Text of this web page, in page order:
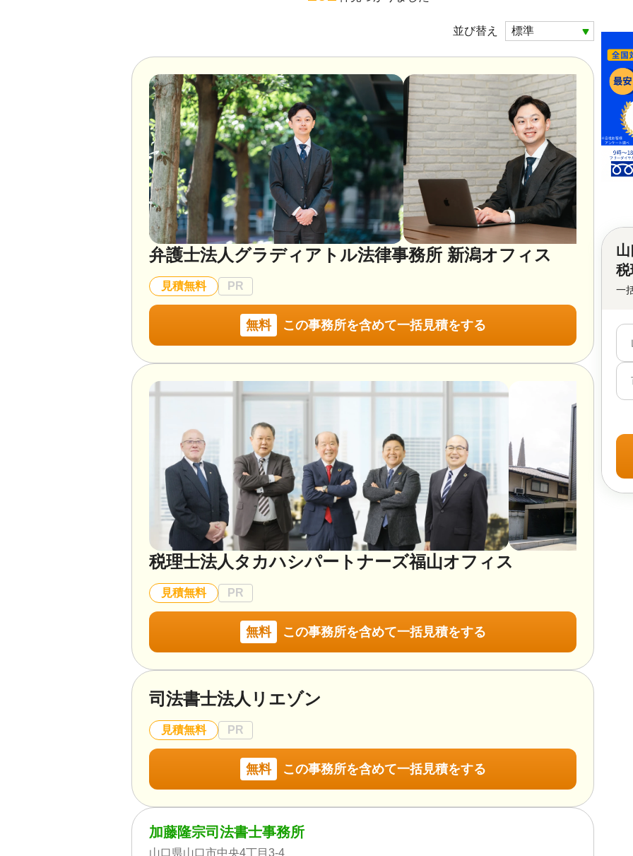
並び替え
弁護士法人グラディアトル法律事務所 新潟オフィス
見積無料 PR
無料 この事務所を含めて一括見積をする
税理士法人タカハシパートナーズ福山オフィス
見積無料 PR
無料 この事務所を含めて一括見積をする
司法書士法人リエゾン
見積無料 PR
無料 この事務所を含めて一括見積をする
加藤隆宗司法書士事務所
山口県山口市中央4丁目3-4
税
一